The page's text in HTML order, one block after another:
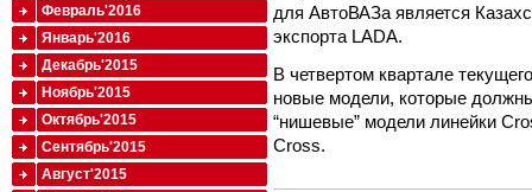
для АвтоВАЗа является
экспорта LADA.
В четвертом квартале
новые модели, которые
“нишевые” модели линейки
Cross.
Февраль'2016
Январь'2016
Декабрь'2015
Ноябрь'2015
Октябрь'2015
Сентябрь'2015
Август'2015